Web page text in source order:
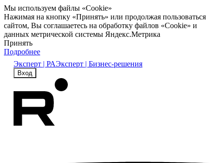
Мы используем файлы «Cookie»
Нажимая на кнопку «Принять» или продолжая пользоваться
сайтом, Вы соглашаетесь на обработку файлов «Cookie» и
данных метрической системы Яндекс.Метрика
Принять
Подробнее
Эксперт | РАЭксперт | Бизнес-решения
Вход